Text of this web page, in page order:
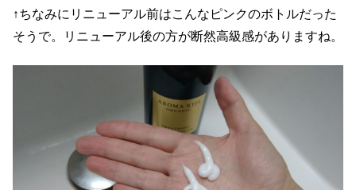
↑ちなみにリニューアル前はこんなピンクのボトルだった
そうで。リニューアル後の方が断然高級感がありますね。